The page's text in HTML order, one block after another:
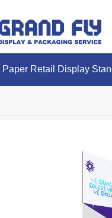
Retail Display